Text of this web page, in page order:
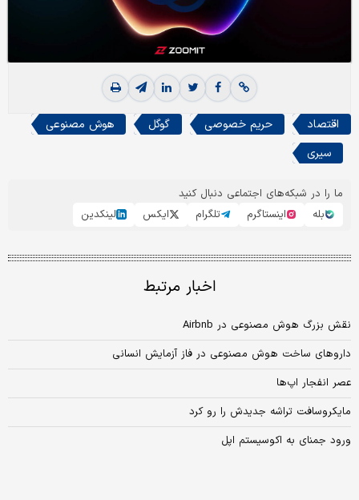
اقتصاد حریم خصوصی گوگل
هوش مصنوعی
سیری
ما را در شبکه‌های اجتماعی دنبال کنید
بله
اینستاگرم تلگرام ایکس لینکدین
اخبار مرتبط
نقش بزرگ هوش مصنوعی در Airbnb
داروهای ساخت هوش مصنوعی در فاز آزمایش انسانی
عصر انفجار اپ‌ها
مایکروسافت تراشه جدیدش را رو کرد
ورود جمنای به اکوسیستم اپل